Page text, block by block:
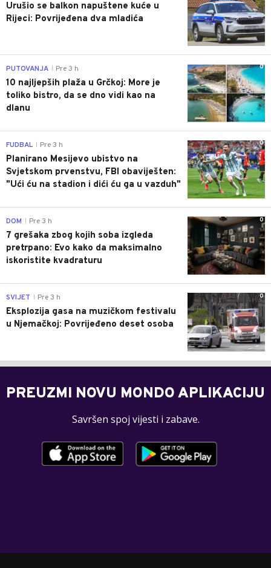
Urušio se balkon napuštene kuće u
Rijeci: Povrijeđena dva mladića
0
PUTOVANJA Pre 3 h
10 najljepših plaža u Grčkoj: More je
toliko bistro, da se dno vidi kao na
dlanu
0
FUDBAL Pre 3 h
Planirano Mesijevo ubistvo na
Svjetskom prvenstvu, FBI obaviješten:
"Ući ću na stadion i dići ću ga u vazduh"
0
DOM Pre 3 h
7 grešaka zbog kojih soba izgleda
pretrpano: Evo kako da maksimalno
iskoristite kvadraturu
0
SVIJET Pre 3 h
Eksplozija gasa na muzičkom festivalu
u Njemačkoj: Povrijeđeno deset osoba
PREUZMI NOVU MONDO APLIKACIJU
Savršen spoj vijesti i zabave.